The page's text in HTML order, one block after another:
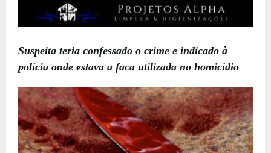
Suspeita teria confessado o crime e indicado à
polícia onde estava a faca utilizada no homicídio